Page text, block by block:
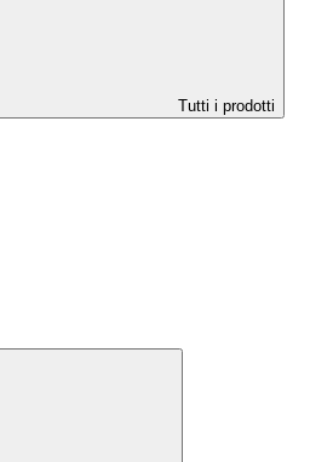
Tutti i prodotti